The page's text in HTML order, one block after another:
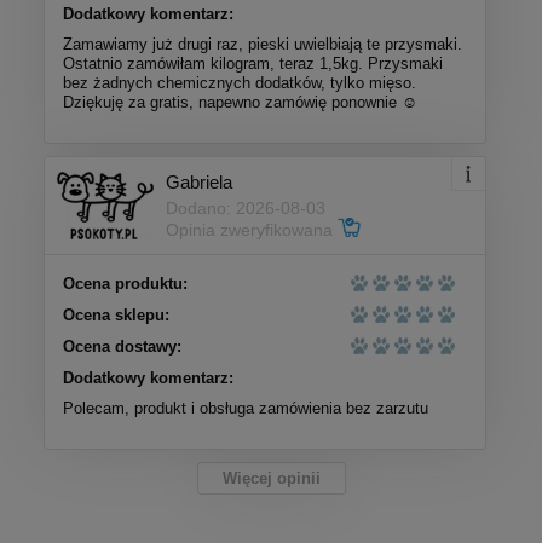
Dodatkowy komentarz:
Zamawiamy już drugi raz, pieski uwielbiają te przysmaki.
Ostatnio zamówiłam kilogram, teraz 1,5kg. Przysmaki
bez żadnych chemicznych dodatków, tylko mięso.
Dziękuję za gratis, napewno zamówię ponownie ☺️
Gabriela
Dodano: 2026-08-03
Opinia zweryfikowana
Ocena produktu:
Ocena sklepu:
Ocena dostawy:
Dodatkowy komentarz:
Polecam, produkt i obsługa zamówienia bez zarzutu
Więcej opinii